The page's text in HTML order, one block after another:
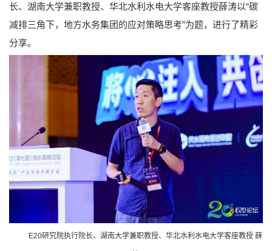
长、湖南大学兼职教授、华北水利水电大学客座教授薛涛以“碳
减排三角下，地方水务集团的应对策略思考”为题，进行了精彩
分享。
E20研究院执行院长、湖南大学兼职教授、华北水利水电大学客座教授 薛